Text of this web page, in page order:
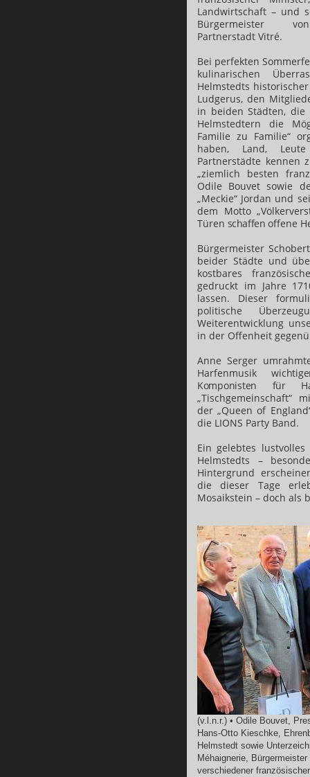
Landwirtschaft – und
Bürgermeister
Partnerstadt Vitré.
Bei perfekten
kulinarischen
Helmstedts
Ludgerus, den
in beiden Städten,
Helmstedtern die
Familie zu Familie“
haben, Land,
Partnerstädte kennen
„ziemlich besten
Odile Bouvet sowie
„Meckie“ Jordan und
dem Motto
Türen schaffen offene H
Bürgermeister
beider Städte und
kostbares
gedruckt im Jahre
lassen. Dieser
politische
Weiterentwicklung
in der Offenheit
Anne Serger
Harfenmusik
Komponisten für
„Tischgemeinschaft“
der „Queen of
die LIONS Party Band.
Ein gelebtes
Helmstedts –
Hintergrund
die dieser Tage
Mosaikstein – doch als
(v.l.n.r.) • Odile Bouvet,
Hans-Otto Kieschke,
Helmstedt sowie
Méhaignerie,
verschiedener